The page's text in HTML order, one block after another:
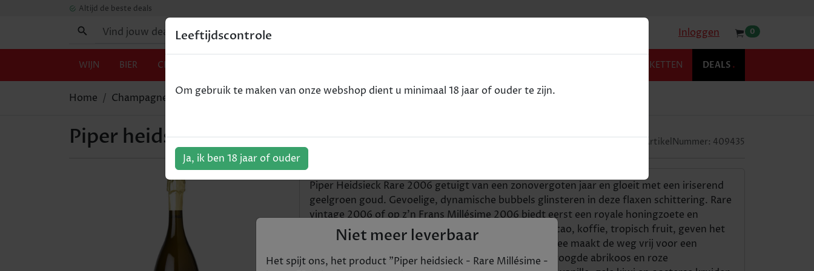
Altijd de beste deals
Inloggen 0
WIJN BIER CHAMPAGNE RELATIEPAKKETTEN DEALS .
Home Champagne Piper heidsieck - Rare Millésime - brut - 75cl
Piper heidsieck - Rare Millésime - brut - 75cl ArtikelNummer: 409435
Piper Heidsieck Rare 2006 getuigt van een zonovergoten jaar en gloeit met een iriserend
geelgroen goud. Gevoelige, dynamische bubbels glinsteren in deze flaxen schittering. Rare
vintage 2006 of op z'n Frans Millésime 2006 biedt eerst een royale honingzoete en
oosterse neus. De geuren van knapperige mango, cacao, koffie, tropisch fruit, geven het
vintage een verfijnde vitaliteit. De geur van jasmijnthee maakt de weg vrij voor een
geleidelijk opkomende mineraliteit. Aroma's van gedroogde abrikoos en roze
Niet meer leverbaar
Het spijt ons, het product "Piper heidsieck - Rare Millésime -
Leeftijdscontrole
Om gebruik te maken van onze webshop dient u minimaal 18 jaar of ouder te zijn.
Ja, ik ben 18 jaar of ouder